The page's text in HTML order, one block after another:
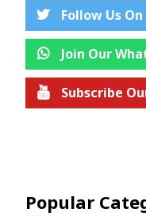
Follow Us
Join Our
Subscribe
Popular